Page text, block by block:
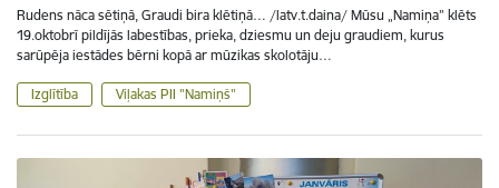
Rudens nāca sētiņā, Graudi bira klētiņā… /latv.t.daina/ Mūsu „Namiņa” klēts
19.oktobrī pildījās labestības, prieka, dziesmu un deju graudiem, kurus
sarūpēja iestādes bērni kopā ar mūzikas skolotāju…
Izglītība Viļakas PII "Namiņš"